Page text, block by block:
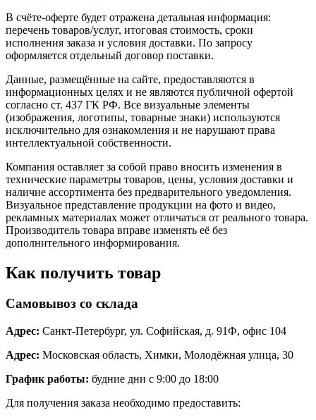
В счёте-оферте будет отражена детальная информация:
перечень товаров/услуг, итоговая стоимость, сроки
исполнения заказа и условия доставки. По запросу
оформляется отдельный договор поставки.
Данные, размещённые на сайте, предоставляются в
информационных целях и не являются публичной офертой
согласно ст. 437 ГК РФ. Все визуальные элементы
(изображения, логотипы, товарные знаки) используются
исключительно для ознакомления и не нарушают права
интеллектуальной собственности.
Компания оставляет за собой право вносить изменения в
технические параметры товаров, цены, условия доставки и
наличие ассортимента без предварительного уведомления.
Визуальное представление продукции на фото и видео,
рекламных материалах может отличаться от реального товара.
Производитель товара вправе изменять её без
дополнительного информирования.
Как получить товар
Самовывоз со склада
Адрес: Санкт-Петербург, ул. Софийская, д. 91Ф, офис 104
Адрес: Московская область, Химки, Молодёжная улица, 30
График работы: будние дни с 9:00 до 18:00
Для получения заказа необходимо предоставить: